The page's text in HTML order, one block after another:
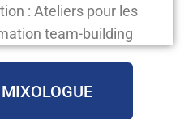
: Ateliers pour les
team-building